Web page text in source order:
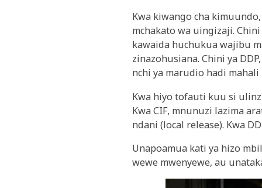
Kwa kiwango cha
mchakato wa uingizaji.
kawaida huchukua wajibu
zinazohusiana. Chini ya
nchi ya marudio hadi
Kwa hiyo tofauti kuu si
Kwa CIF, mnunuzi lazima
ndani (local release). Kwa
Unapoamua kati ya hizo
wewe mwenyewe, au